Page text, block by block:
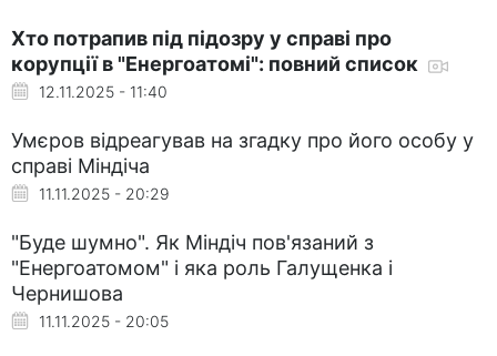
Хто потрапив під підозру у справі про
корупції в "Енергоатомі": повний список
12.11.2025 - 11:40
Умєров відреагував на згадку про його особу у
справі Міндіча
11.11.2025 - 20:29
"Буде шумно". Як Міндіч пов'язаний з
"Енергоатомом" і яка роль Галущенка і
Чернишова
11.11.2025 - 20:05